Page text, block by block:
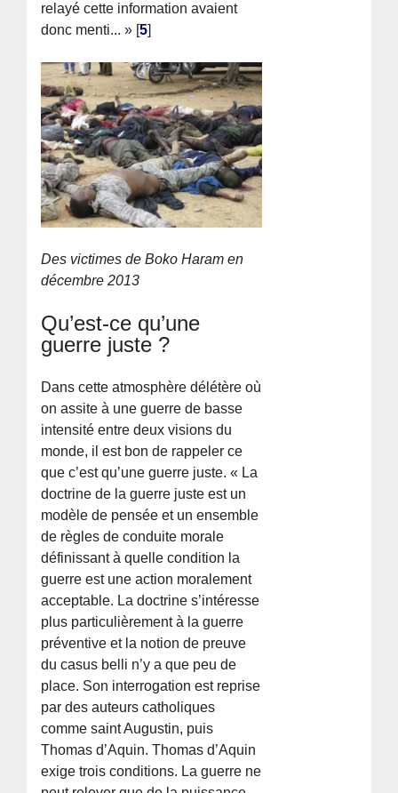
relayé cette information avaient
donc menti... » [5]
Des victimes de Boko Haram en
décembre 2013
Qu’est-ce qu’une
guerre juste ?
Dans cette atmosphère délétère où
on assite à une guerre de basse
intensité entre deux visions du
monde, il est bon de rappeler ce
que c’est qu’une guerre juste. « La
doctrine de la guerre juste est un
modèle de pensée et un ensemble
de règles de conduite morale
définissant à quelle condition la
guerre est une action moralement
acceptable. La doctrine s’intéresse
plus particulièrement à la guerre
préventive et la notion de preuve
du casus belli n’y a que peu de
place. Son interrogation est reprise
par des auteurs catholiques
comme saint Augustin, puis
Thomas d’Aquin. Thomas d’Aquin
exige trois conditions. La guerre ne